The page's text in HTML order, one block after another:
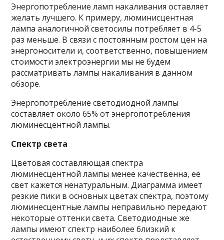
Энергопотребление ламп накаливания оставляет
желать лучшего. К примеру, люминисцентная
лампа аналогичной светосилы потребляет в 4-5
раз меньше. В связи с постоянным ростом цен на
энергоносители и, соответственно, повышением
стоимости электроэнергии мы не будем
рассматривать лампы накаливания в данном
обзоре.
Энергопотребление светодиодной лампы
составляет около 65% от энергопотребления
люминесцентной лампы.
Спектр света
Цветовая составляющая спектра
люминесцентной лампы менее качественна, её
свет кажется ненатуральным. Диаграмма имеет
резкие пики в основных цветах спектра, поэтому
люминесцентные лампы неправильно передают
некоторые оттенки света. Светодиодные же
лампы имеют спектр наиболее близкий к